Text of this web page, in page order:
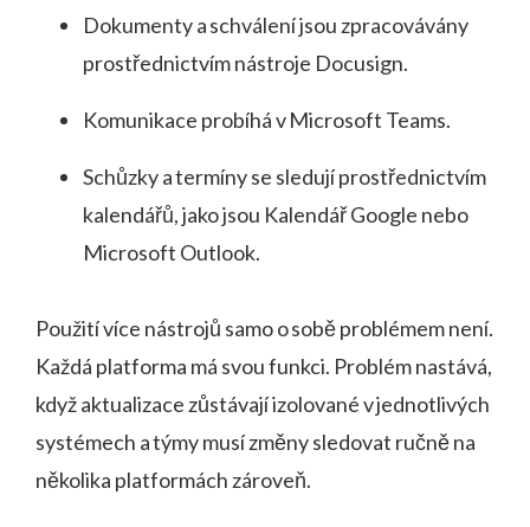
Dokumenty a schválení jsou zpracovávány
prostřednictvím nástroje Docusign.
Komunikace probíhá v Microsoft Teams.
Schůzky a termíny se sledují prostřednictvím
kalendářů, jako jsou Kalendář Google nebo
Microsoft Outlook.
Použití více nástrojů samo o sobě problémem není.
Každá platforma má svou funkci. Problém nastává,
když aktualizace zůstávají izolované v jednotlivých
systémech a týmy musí změny sledovat ručně na
několika platformách zároveň.